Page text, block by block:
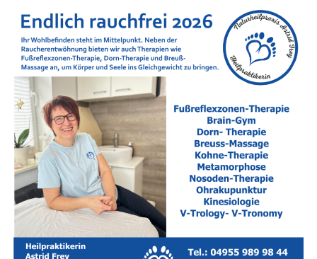
Nach­hil­fe in Leer und im Land­kreis Leer